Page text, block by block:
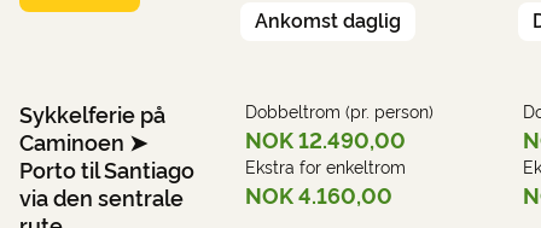
Sykkelferie på
Caminoen ➤
Porto til Santiago
via den sentrale
Ankomst daglig
Dobbeltrom (pr. person)
NOK 12.490,00
Ekstra for enkeltrom
NOK 4.160,00